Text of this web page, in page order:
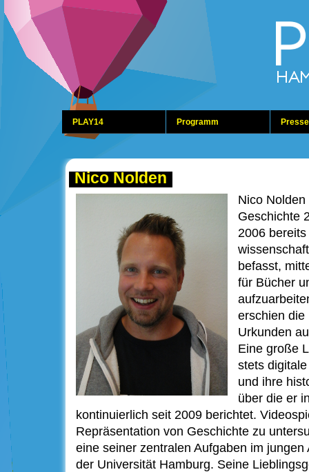
PLAY14 Programm Presse
Nico Nolden
Nico
Geschichte
2006
befasst,
für Bücher
erschien die
Urkunden
Eine große
stets
und ihre
über die er
kontinuierlich seit 2009 berichtet.
Repräsentation von Geschichte zu
eine seiner zentralen Aufgaben im
der Universität Hamburg. Seine